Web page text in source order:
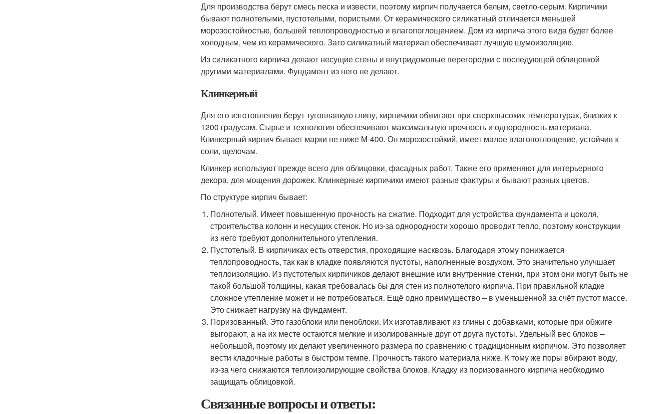
Для производства берут смесь песка и извести, поэтому кирпич получается белым, светло-серым. Кирпичики
бывают полнотелыми, пустотелыми, пористыми. От керамического силикатный отличается меньшей
морозостойкостью, большей теплопроводностью и влагопоглощением. Дом из кирпича этого вида будет более
холодным, чем из керамического. Зато силикатный материал обеспечивает лучшую шумоизоляцию.
Из силикатного кирпича делают несущие стены и внутридомовые перегородки с последующей облицовкой
другими материалами. Фундамент из него не делают.
Клинкерный
Для его изготовления берут тугоплавкую глину, кирпичики обжигают при сверхвысоких температурах, близких к
1200 градусам. Сырье и технология обеспечивают максимальную прочность и однородность материала.
Клинкерный кирпич бывает марки не ниже М-400. Он морозостойкий, имеет малое влагопоглощение, устойчив к
соли, щелочам.
Клинкер используют прежде всего для облицовки, фасадных работ. Также его применяют для интерьерного
декора, для мощения дорожек. Клинкерные кирпичики имеют разные фактуры и бывают разных цветов.
По структуре кирпич бывает:
Полнотелый. Имеет повышенную прочность на сжатие. Подходит для устройства фундамента и цоколя,
строительства колонн и несущих стенок. Но из-за однородности хорошо проводит тепло, поэтому конструкции
из него требуют дополнительного утепления.
Пустотелый. В кирпичиках есть отверстия, проходящие насквозь. Благодаря этому понижается
теплопроводность, так как в кладке появляются пустоты, наполненные воздухом. Это значительно улучшает
теплоизоляцию. Из пустотелых кирпичиков делают внешние или внутренние стенки, при этом они могут быть не
такой большой толщины, какая требовалась бы для стен из полнотелого кирпича. При правильной кладке
сложное утепление может и не потребоваться. Ещё одно преимущество – в уменьшенной за счёт пустот массе.
Это снижает нагрузку на фундамент.
Поризованный. Это газоблоки или пеноблоки. Их изготавливают из глины с добавками, которые при обжиге
выгорают, а на их месте остаются мелкие и изолированные друг от друга пустоты. Удельный вес блоков –
небольшой, поэтому их делают увеличенного размера по сравнению с традиционным кирпичом. Это позволяет
вести кладочные работы в быстром темпе. Прочность такого материала ниже. К тому же поры вбирают воду,
из-за чего снижаются теплоизолирующие свойства блоков. Кладку из поризованного кирпича необходимо
защищать облицовкой.
Связанные вопросы и ответы: